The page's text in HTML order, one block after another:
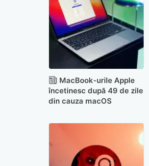
MacBook-urile Apple
încetinesc după 49 de zile
din cauza macOS